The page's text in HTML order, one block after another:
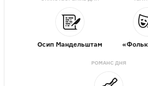
Осип Мандельштам
РОМАНС ДНЯ